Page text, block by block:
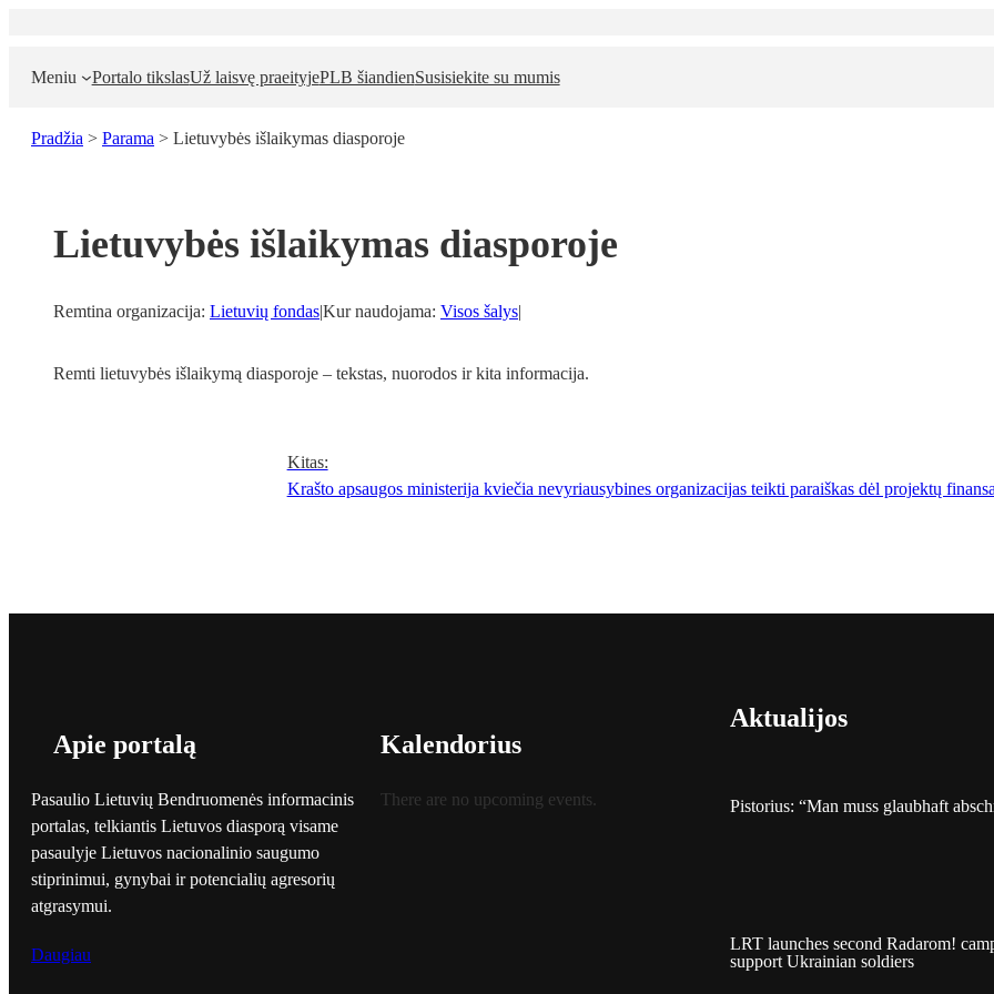
turinio
Meniu Portalo tikslasUž laisvę praeityjePLB šiandienSusisiekite su mumis
Pradžia > Parama > Lietuvybės išlaikymas diasporoje
Lietuvybės išlaikymas diasporoje
Remtina organizacija: Lietuvių fondas|Kur naudojama: Visos šalys|
Remti lietuvybės išlaikymą diasporoje – tekstas, nuorodos ir kita informacija.
Kitas:
Krašto apsaugos ministerija kviečia nevyriausybines organizacijas teikti paraiškas dėl projektų
Apie portalą
Pasaulio Lietuvių Bendruomenės informacinis
portalas, telkiantis Lietuvos diasporą visame
pasaulyje Lietuvos nacionalinio saugumo
stiprinimui, gynybai ir potencialių agresorių
atgrasymui.
Daugiau
Kalendorius
There are no upcoming events.
Aktualijos
Pistorius: “Man muss glaubhaft
LRT launches second Radarom!
support Ukrainian soldiers